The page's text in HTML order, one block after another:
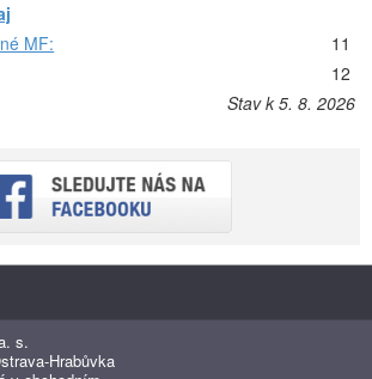
MF:
11
12
Stav k 5. 8. 2026
s.
Hrabůvka